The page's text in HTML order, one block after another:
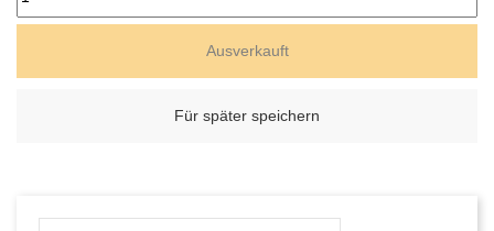
Ausverkauft
Für später speichern